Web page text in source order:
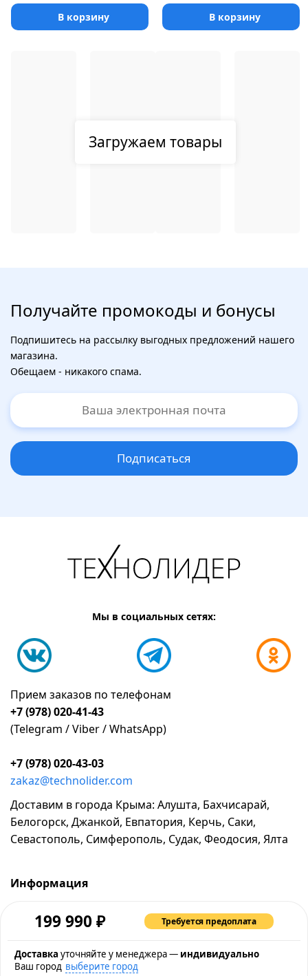
199 990₽ Требуется предоплата
Доставка уточняйте у менеджера — индивидуально
Ваш город выберите город
В корзину В корзину
Загружаем товары
Получайте промокоды и бонусы
Подпишитесь на рассылку выгодных предложений нашего
магазина.
Обещаем - никакого спама.
Подписаться
Мы в социальных сетях:
Прием заказов по телефонам
+7 (978) 020-41-43
(Telegram / Viber / WhatsApp)
+7 (978) 020-43-03
zakaz@technolider.com
Доставим в города Крыма: Алушта, Бахчисарай,
Белогорск, Джанкой, Евпатория, Керчь, Саки,
Севастополь, Симферополь, Судак, Феодосия, Ялта
Информация
о компании
промокоды и акции
рассрочка и кредит